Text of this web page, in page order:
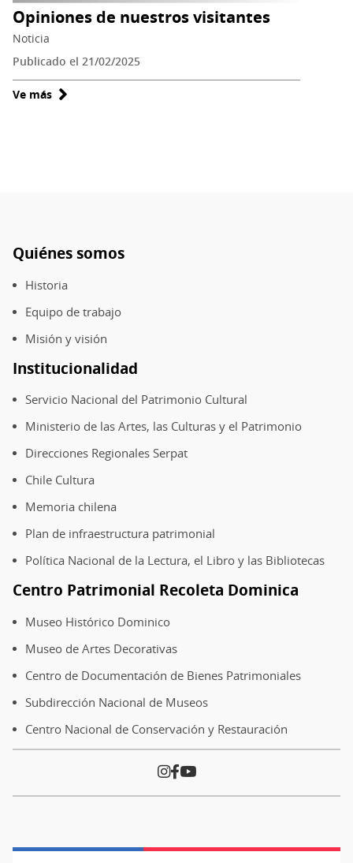
Opiniones de nuestros visitantes
Noticia
Publicado el 21/02/2025
Ve más sobre
Pie
de
página
Quiénes somos
Historia
Equipo de trabajo
Misión y visión
Institucionalidad
Servicio Nacional del Patrimonio Cultural
Ministerio de las Artes, las Culturas y el Patrimonio
Direcciones Regionales Serpat
Chile Cultura
Memoria chilena
Plan de infraestructura patrimonial
Política Nacional de la Lectura, el Libro y las Bibliotecas
Centro Patrimonial Recoleta Dominica
Museo Histórico Dominico
Museo de Artes Decorativas
Centro de Documentación de Bienes Patrimoniales
Subdirección Nacional de Museos
Centro Nacional de Conservación y Restauración